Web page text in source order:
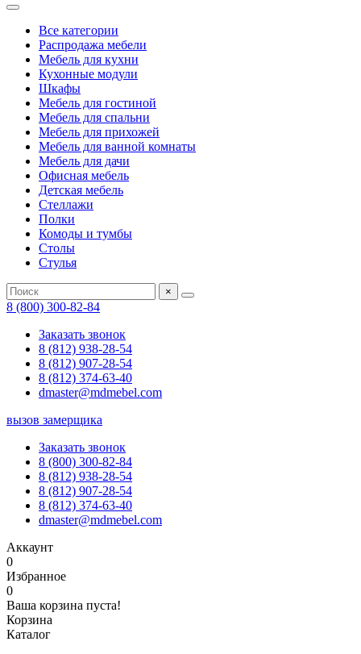
Все категории
Распродажа мебели
Мебель для кухни
Кухонные модули
Шкафы
Мебель для гостиной
Мебель для спальни
Мебель для прихожей
Мебель для ванной комнаты
Мебель для дачи
Офисная мебель
Детская мебель
Стеллажи
Полки
Комоды и тумбы
Столы
Стулья
×
8 (800) 300-82-84
Заказать звонок
8 (812) 938-28-54
8 (812) 907-28-54
8 (812) 374-63-40
dmaster@mdmebel.com
вызов замерщика
Заказать звонок
8 (800) 300-82-84
8 (812) 938-28-54
8 (812) 907-28-54
8 (812) 374-63-40
dmaster@mdmebel.com
Аккаунт
0
Избранное
0
Ваша корзина пуста!
Корзина
Каталог